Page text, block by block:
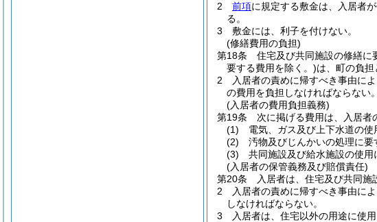
2
前項に規定する敷金は、入居者
る。
3
敷金には、利子を付けない。
(修繕費用の負担)
第18条
住宅及び共同施設の修繕に
要する費用を除く。)は、町の負担
2
入居者の責めに帰すべき事由に
の費用を負担しなければならない。
(入居者の費用負担義務)
第19条
次に掲げる費用は、入居者
(1)
電気、ガス及び上下水道の使
(2)
汚物及びじんかいの処理に要
(3)
共同施設及び給水施設の使用
(入居者の保管義務及び賠償責任)
第20条
入居者は、住宅及び共同施
2
入居者の責めに帰すべき事由に
しなければならない。
3
入居者は、住宅以外の用途に使用